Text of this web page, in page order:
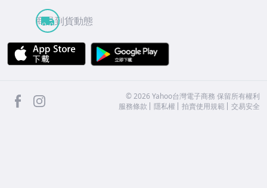
商品到貨動態
APP Store
facebook ©2026 Yahoo台灣電子商務 保留所有權利
服務條款
隱私權 拍賣使用規範 交易安全